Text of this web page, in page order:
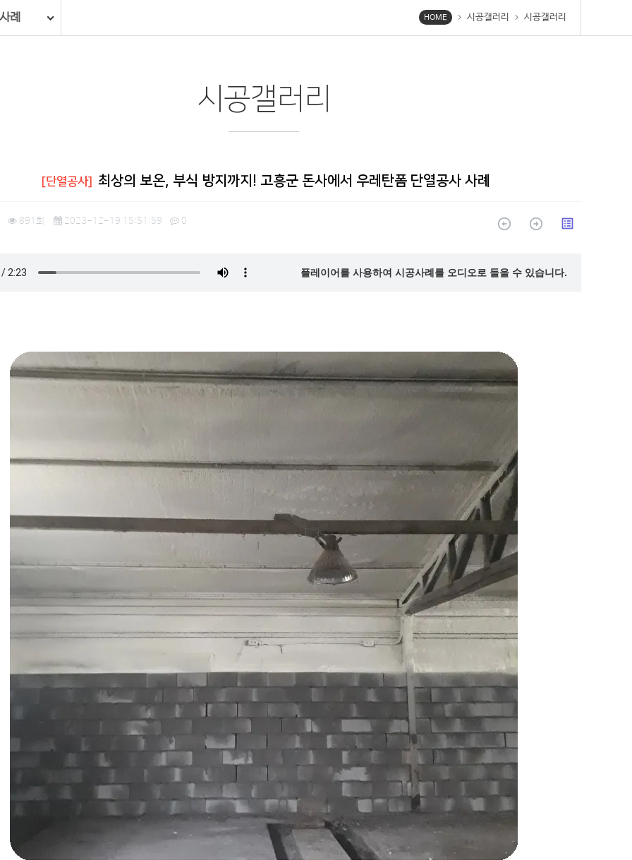
례 HOME chevron_right 시공갤러리 chevron_right 시공갤러리
시공갤러리
[단열공사] 최상의 보온, 부식 방지까지! 고흥군 돈사에서 우레탄폼 단열공사 사례
891회 2023-12-19 15:51:59 0 arrow_circle_up arrow_circle_up list_alt
플레이어를 사용하여 시공사례를 오디오로 들을 수 있습니다.